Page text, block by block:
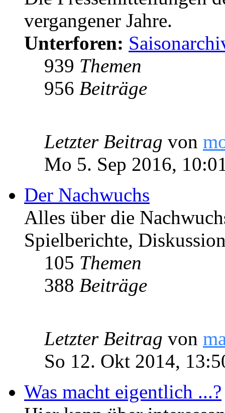
vergangener Jahre.
Unterforen:
939 Themen
956 Beiträge
Letzter Beitrag von
Mo 5. Sep 2016,
Der Nachwuchs
Alles über die
Spielberichte,
105 Themen
388 Beiträge
Letzter Beitrag von
So 12. Okt 2014,
Was macht eigentlich ...?